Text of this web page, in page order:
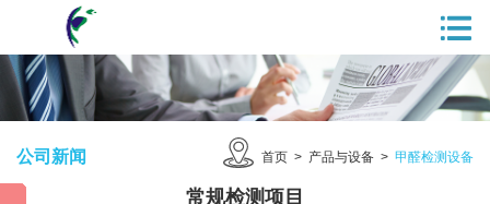
公司新闻 首页 > 产品与设备 > 甲醛检测设备
常规检测项目